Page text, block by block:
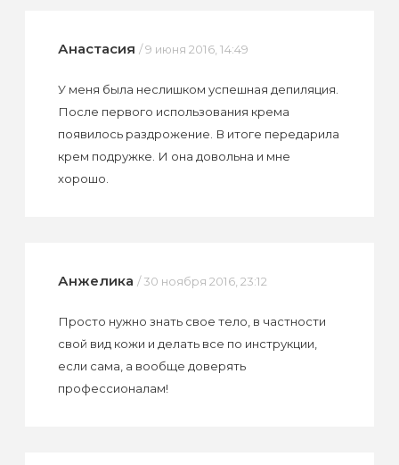
Анастасия / 9 июня 2016, 14:49
У меня была неслишком успешная депиляция.
После первого использования крема
появилось раздрожение. В итоге передарила
крем подружке. И она довольна и мне
хорошо.
Анжелика / 30 ноября 2016, 23:12
Просто нужно знать свое тело, в частности
свой вид кожи и делать все по инструкции,
если сама, а вообще доверять
профессионалам!